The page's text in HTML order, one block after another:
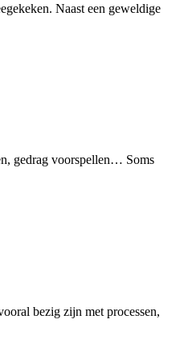
Naast een geweldige
gedrag voorspellen… Soms
bezig zijn met processen,